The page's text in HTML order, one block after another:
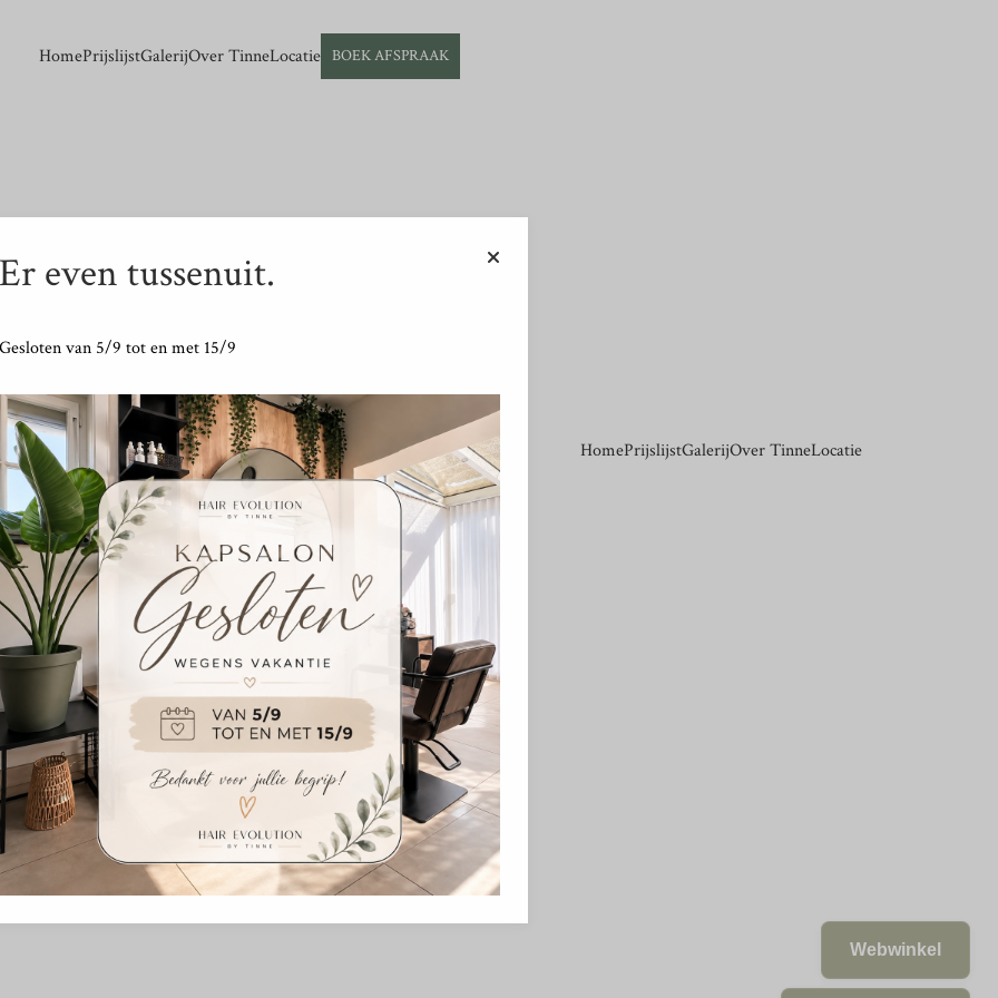
HomePrijslijstGalerijOver TinneLocatie BOEK AFSPRAAK
Not found
HomePrijslijstGalerijOver TinneLocatie
MOGELIJK GEMAAKT DOOR SALONROUND
Er even tussenuit.
Gesloten van 5/9 tot en met 15/9